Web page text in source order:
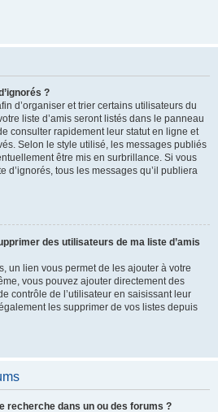
?
d’organiser et trier certains utilisateurs du
liste d’amis seront listés dans le panneau
consulter rapidement leur statut en ligne et
Selon le style utilisé, les messages publiés
être mis en surbrillance. Si vous
d’ignorés, tous les messages qu’il publiera
des utilisateurs de ma liste d’amis
un lien vous permet de les ajouter à votre
vous pouvez ajouter directement des
contrôle de l’utilisateur en saisissant leur
les supprimer de vos listes depuis
recherche dans un ou des forums ?